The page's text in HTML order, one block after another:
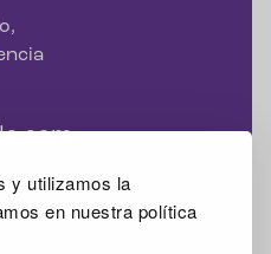
y utilizamos la
en nuestra política